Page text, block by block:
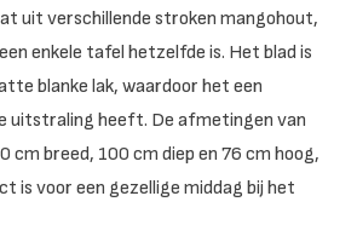
uit verschillende stroken mangohout,
enkele tafel hetzelfde is. Het blad is
blanke lak, waardoor het een
uitstraling heeft. De afmetingen van
cm breed, 100 cm diep en 76 cm hoog,
is voor een gezellige middag bij het